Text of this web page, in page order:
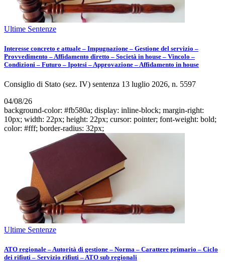
Ultime Sentenze
Interesse concreto e attuale – Impugnazione – Gestione del servizio –
Provvedimento – Affidamento diretto – Società in house – Vincolo –
Condizioni – Futuro – Ipotesi – Approvazione – Affidamento in house
Consiglio di Stato (sez. IV) sentenza 13 luglio 2026, n. 5597
04/08/26
background-color: #fb580a; display: inline-block; margin-right:
10px; width: 22px; height: 22px; cursor: pointer; font-weight: bold;
color: #fff; border-radius: 32px;
Ultime Sentenze
ATO regionale – Autorità di gestione – Norma – Carattere primario – Ciclo
dei rifiuti – Servizio rifiuti – ATO sub regionali